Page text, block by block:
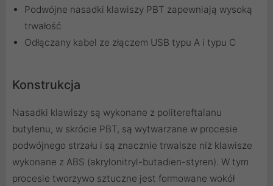
Podwójne nasadki klawiszy PBT zapewniają wysoką
trwałość
Odłączany kabel ze złączem USB typu A i typu C
Konstrukcja
Nasadki klawiszy są wykonane z politereftalanu
butylenu, w skrócie PBT, są wytwarzane w procesie
podwójnego strzału i są znacznie trwalsze niż klawisze
wykonane z ABS (akrylonitryl-butadien-styren). W tym
procesie tworzywo sztuczne jest formowane wokół